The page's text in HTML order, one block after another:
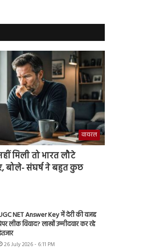
वायरल
मिली तो भारत लौटे
बोले- संघर्ष ने बहुत कुछ
NET Answer Key में देरी की वजह
लीक विवाद? लाखों उम्मीदवार कर रहे
26 July 2026 - 6:11 PM